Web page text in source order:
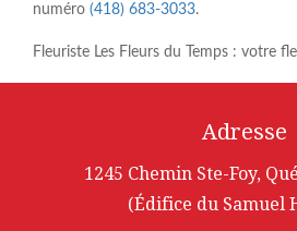
numéro (418) 683-3033.
Fleuriste Les Fleurs du Temps : votre
Adresse
1245 Chemin Ste-Foy,
(Édifice du Samuel